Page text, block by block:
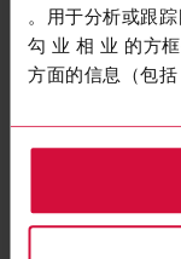
。用于分析或跟
勾 业 相 业 的方
方面的信息（包
科络普线束胶带